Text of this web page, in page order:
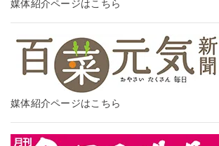
媒体紹介ページはこちら
媒体紹介ページはこちら